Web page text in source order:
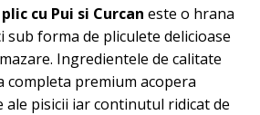
cu Pui si Curcan este o hrana
sub forma de pliculete delicioase
Ingredientele de calitate
completa premium acopera
pisicii iar continutul ridicat de